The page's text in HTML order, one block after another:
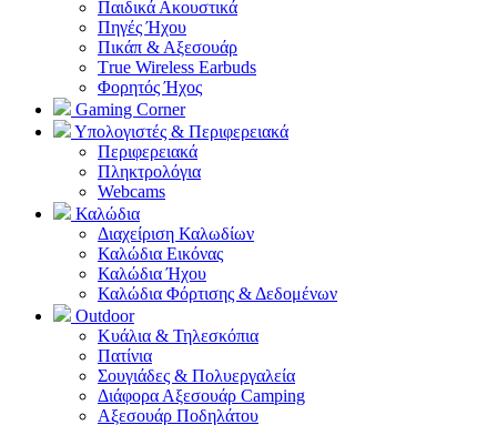
Παιδικά Ακουστικά
Πηγές Ήχου
Πικάπ & Αξεσουάρ
Τrue Wireless Earbuds
Φορητός Ήχος
Gaming Corner
Υπολογιστές & Περιφερειακά
Περιφερειακά
Πληκτρολόγια
Webcams
Καλώδια
Διαχείριση Καλωδίων
Καλώδια Εικόνας
Καλώδια Ήχου
Καλώδια Φόρτισης & Δεδομένων
Outdoor
Κυάλια & Τηλεσκόπια
Πατίνια
Σουγιάδες & Πολυεργαλεία
Διάφορα Αξεσουάρ Camping
Αξεσουάρ Ποδηλάτου